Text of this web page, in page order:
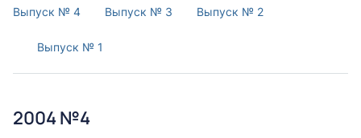
Выпуск № 4 Выпуск № 3 Выпуск № 2
Выпуск № 1
2004 №4